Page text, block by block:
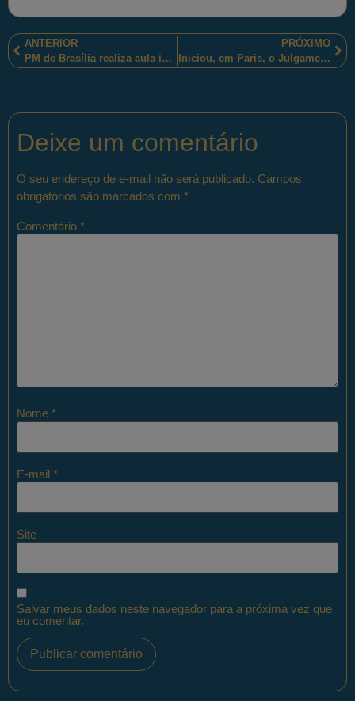
ANTERIOR
PM de Brasília realiza aula inaugural do V Curso de Negociador Policial – 2017.
PRÓXIMO
Iniciou, em Paris, o Julgamento de Carlos, o “Chacal”, pelo atentado com granada em 1974.
Deixe um comentário
O seu endereço de e-mail não será publicado. Campos
obrigatórios são marcados com *
Comentário *
Nome *
E-mail *
Site
Salvar meus dados neste navegador para a próxima vez que
eu comentar.